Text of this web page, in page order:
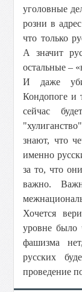
уголовные
розни в
что только
А значит
остальные –
И даже
Кондопоге и
сейчас
знают, что
именно
за то, что
важно.
Хочется
уровне было
фашизма
русских
проведение